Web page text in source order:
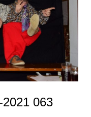
063